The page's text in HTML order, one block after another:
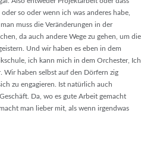
so oder wenn ich was anderes habe,
muss die Veränderungen in der
da auch andere Wege zu gehen, um die
Und wir haben es eben in dem
ich kann mich in dem Orchester, Ich
Wir haben selbst auf den Dörfern zig
zu engagieren. Ist natürlich auch
Da, wo es gute Arbeit gemacht
man lieber mit, als wenn irgendwas